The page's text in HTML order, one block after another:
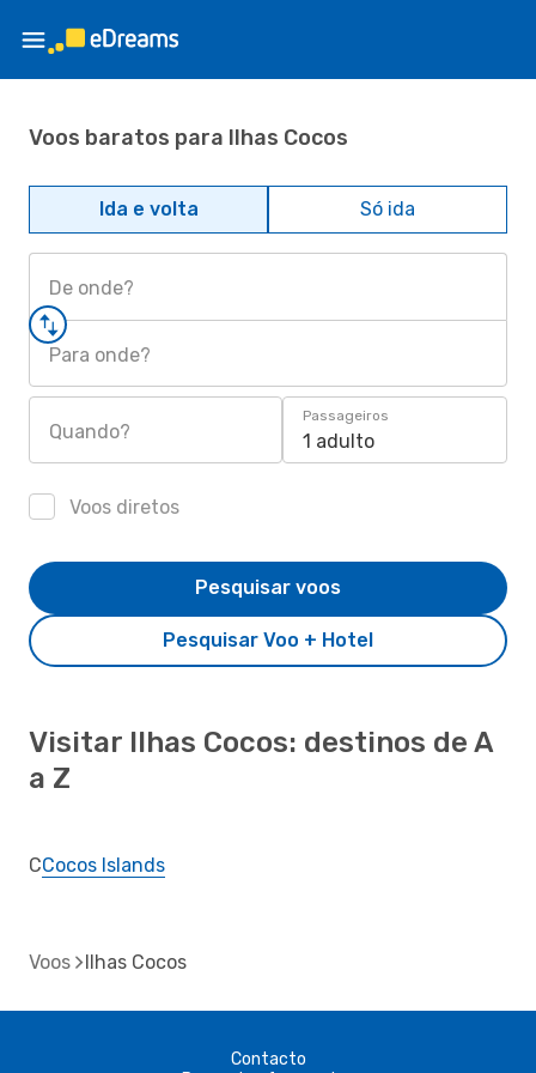
Voos baratos para Ilhas Cocos
Ida e volta Só ida
De onde?
Para onde?
Quando?
Passageiros
1 adulto
Voos diretos
Pesquisar Voo + Hotel
Pesquisar voos
Visitar Ilhas Cocos: destinos de A
a Z
CCocos Islands
Voos Ilhas Cocos
Contacto